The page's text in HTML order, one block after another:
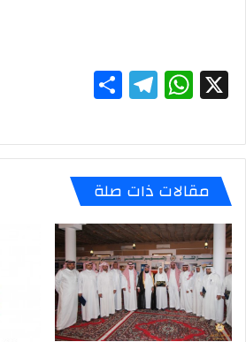
X
W
at
s
A
p
p
T
e
gr
a
m
ar
e
مقالات ذات صلة